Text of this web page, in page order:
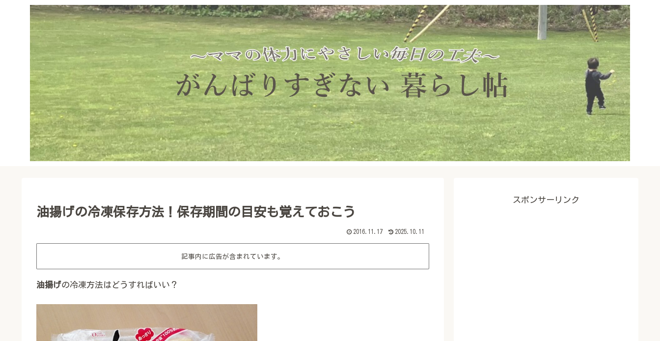
油揚げの冷凍保存方法！保存期間の目安も覚えておこう
2016.11.17 2025.10.11
記事内に広告が含まれています。
油揚げの冷凍方法はどうすればいい？
スポンサーリンク